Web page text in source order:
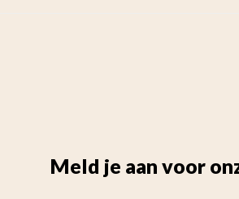
Meld je aan voor